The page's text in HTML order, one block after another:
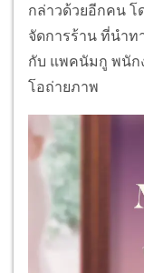
กล่าวด้วยอีกคน โ
จัดการร้าน ที่นำ
กับ แพคนัมกู พนัก
โอถ่ายภาพ